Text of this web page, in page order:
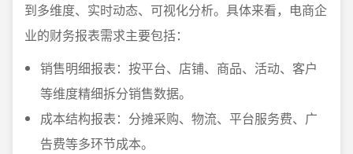
到多维度、实时动态、可视化分析。具体来看，电商企
业的财务报表需求主要包括：
销售明细报表：按平台、店铺、商品、活动、客户
等维度精细拆分销售数据。
成本结构报表：分摊采购、物流、平台服务费、广
告费等多环节成本。